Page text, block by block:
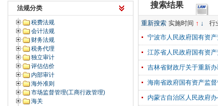
法规分类
税费法规
会计法规
财务法规
税务代理
独立审计
评估估价
内部审计
海外准则
市场监督管理(工商行政管理)
海关
搜索结果
重新搜索 实施时间 ↑ ↓
行
宁波市人民政府国有资
江苏省人民政府国有资
吉林省财政厅关于重新
海南省政府国有资产监
内蒙古自治区人民政府